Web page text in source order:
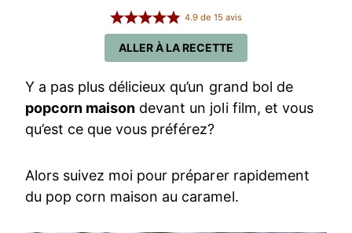
ALLER À LA RECETTE
4.9de 15 avis
Y a pas plus délicieux qu’un grand bol de
popcorn maison devant un joli film, et vous
qu’est ce que vous préférez?
Alors suivez moi pour préparer rapidement
du pop corn maison au caramel.